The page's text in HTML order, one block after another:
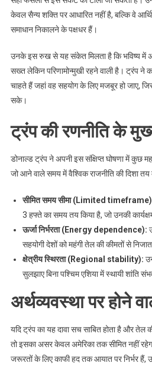
केवल सैन्य शक्ति पर आधारित नहीं है, बल्कि वे
समाधान निकालने के पक्षधर हैं।
उनके इस रुख से यह संकेत मिलता है कि भविष्य में
सख्त लेकिन परिणामोन्मुखी रहने वाली है। ट्रंप ने
चाहते हैं जहां वह सहयोग के लिए मजबूर हो जाए,
सके।
ट्रंप की रणनीति के
डोनाल्ड ट्रंप ने अपनी इस संक्षिप्त घोषणा में कुछ
जो आने वाले समय में वैश्विक राजनीति की दिशा
सीमित समय सीमा (Limited
3 हफ्ते का समय तय किया है, जो उनकी
ऊर्जा निर्भरता (Energy dependence):
सहयोगी देशों को महंगी तेल की कीमतों से निजात
क्षेत्रीय स्थिरता (Regional stability):
सुलझाए बिना पश्चिम एशिया में स्थायी शांति
अर्थव्यवस्था पर होने
यदि ट्रंप का यह दावा सच साबित होता है और
तो इसका असर केवल अमेरिका तक सीमित नहीं
जरूरतों के लिए काफी हद तक आयात पर निर्भर हैं,